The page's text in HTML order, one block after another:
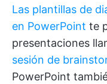
Las plantillas de
en PowerPoint te
presentaciones
sesión de
PowerPoint